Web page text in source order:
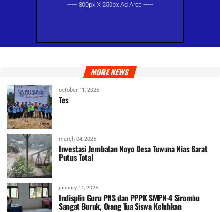
----- 300px X 250px Ad Area -----
MORE NEWS
october 11, 2025
Tes
march 04, 2025
Investasi Jembatan Noyo Desa Tuwuna Nias Barat
Putus Total
january 14, 2025
Indisplin Guru PNS dan PPPK SMPN-4 Sirombu
Sangat Buruk, Orang Tua Siswa Keluhkan